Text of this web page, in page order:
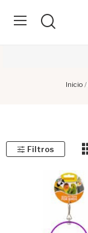
Inicio
Filtros